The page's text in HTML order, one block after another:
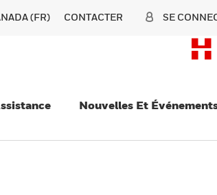
(FR) CONTACTER SE
Nouvelles Et